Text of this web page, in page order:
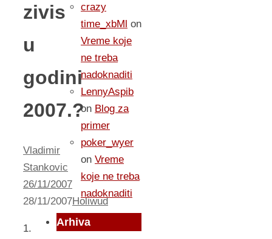
zivis
u
godini
2007.?
Vladimir
Stankovic
26/11/2007
28/11/2007Holiwud
1.
crazy
time_xbMl on
Vreme koje
ne treba
nadoknaditi
LennyAspib
on Blog za
primer
poker_wyer
on Vreme
koje ne treba
nadoknaditi
Arhiva